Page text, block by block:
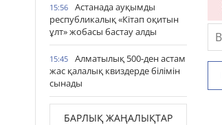
15:56
Астанада ауқымды
республикалық «Кітап оқитын
ұлт» жобасы бастау алды
15:45
Алматылық 500-ден астам
жас қалалық квиздерде білімін
сынады
БАРЛЫҚ ЖАҢАЛЫҚТАР